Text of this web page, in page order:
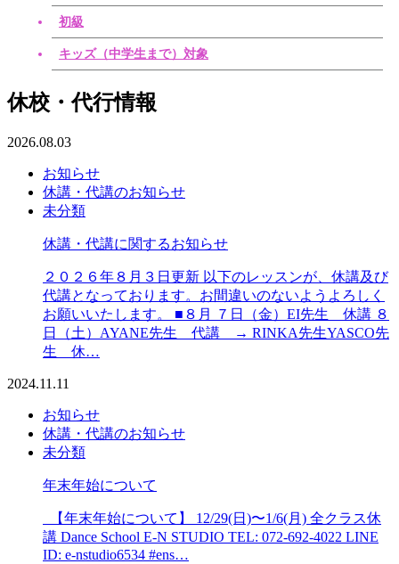
初級
キッズ（中学生まで）対象
休校・代行情報
2026.08.03
お知らせ
休講・代講のお知らせ
未分類
休講・代講に関するお知らせ
２０２６年８月３日更新 以下のレッスンが、休講及び
代講となっております。お間違いのないようよろしく
お願いいたします。 ■８月 ７日（金）EI先生 休講 ８
日（土）AYANE先生 代講 → RINKA先生YASCO先
生 休…
2024.11.11
お知らせ
休講・代講のお知らせ
未分類
年末年始について
【年末年始について】 12/29(日)〜1/6(月) 全クラス休
講 Dance School E-N STUDIO TEL: 072-692-4022 LINE
ID: e-nstudio6534 #ens…